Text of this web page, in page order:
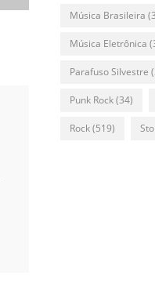
Música Brasileira
Música Eletrônica
Parafuso Silvestre
Punk Rock(34)
Rock(519)